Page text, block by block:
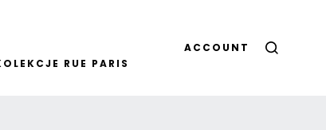
RUE PARIS
ACCOUNT